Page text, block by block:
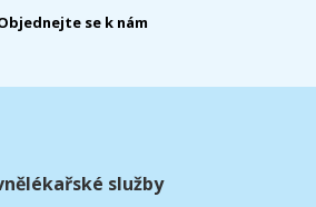
se k nám
služby